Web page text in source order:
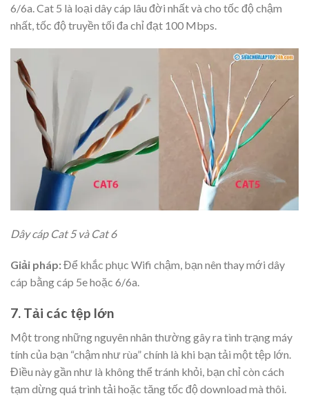
6/6a. Cat 5 là loại dây cáp lâu đời nhất và cho tốc độ chậm
nhất, tốc độ truyền tối đa chỉ đạt 100 Mbps.
Dây cáp Cat 5 và Cat 6
Giải pháp:Để khắc phục Wifi chậm, bạn nên thay mới dây
cáp bằng cáp 5e hoặc 6/6a.
7. Tải các tệp lớn
Một trong những nguyên nhân thường gây ra tình trạng máy
tính của bạn “chậm như rùa” chính là khi bạn tải một tệp lớn.
Điều này gần như là không thể tránh khỏi, bạn chỉ còn cách
tạm dừng quá trình tải hoặc tăng tốc độ download mà thôi.